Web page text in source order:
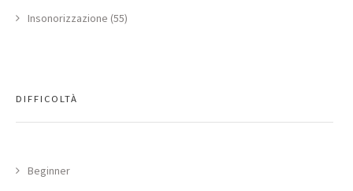
Insonorizzazione (55)
DIFFICOLTÀ
Beginner